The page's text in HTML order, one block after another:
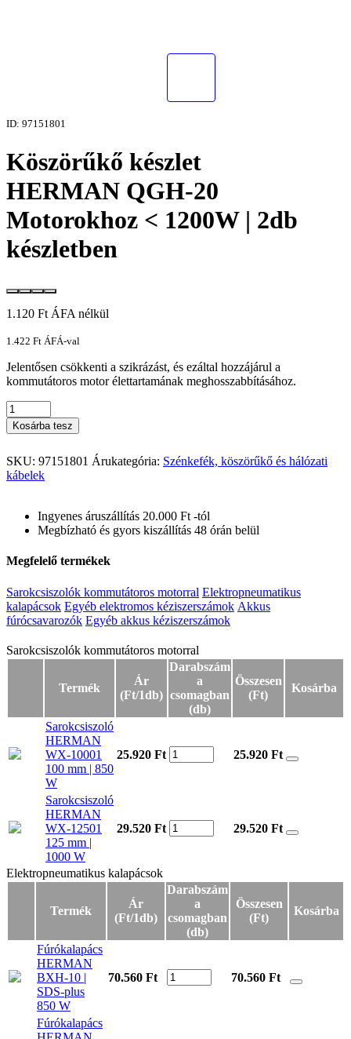
ID: 97151801
Köszörűkő készlet
HERMAN QGH-20
Motorokhoz < 1200W | 2db
készletben
1.120 Ft ÁFA nélkül
1.422 Ft ÁFÁ-val
Jelentősen csökkenti a szikrázást, és ezáltal hozzájárul a
kommutátoros motor élettartamának meghosszabbításához.
Kosárba tesz
SKU: 97151801 Árukategória: Szénkefék, köszörűkő és hálózati
kábelek
Ingyenes áruszállítás 20.000 Ft -tól
Megbízható és gyors kiszállítás 48 órán belül
Megfelelő termékek
Sarokcsiszolók kommutátoros motorral Elektropneumatikus
kalapácsok Egyéb elektromos kéziszerszámok Akkus
fúrócsavarozók Egyéb akkus kéziszerszámok
Sarokcsiszolók kommutátoros motorral
Sarokcsiszolók kommutátoros motorral
Termék
Ár
(Ft/1db)
Darabszám
a
csomagban
(db)
Összesen
(Ft)
Kosárba
Sarokcsiszoló
HERMAN
WX-10001
100 mm | 850
W
25.920 Ft 25.920 Ft
Sarokcsiszoló
HERMAN
WX-12501
125 mm |
1000 W
29.520 Ft 29.520 Ft
Elektropneumatikus kalapácsok
Elektropneumatikus kalapácsok
Termék
Ár
(Ft/1db)
Darabszám
a
csomagban
(db)
Összesen
(Ft)
Kosárba
Fúrókalapács
HERMAN
BXH-10 |
SDS-plus
850 W
70.560 Ft 70.560 Ft
Fúrókalapács